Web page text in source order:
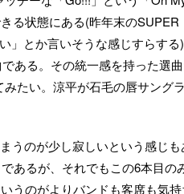
る状態にある(昨年末のSUPER
」とか言いそうな感じすらする)
ある。その統一感を持った選
たい。涼平が石毛の唇サングラ
うのが少し寂しいという感じも
あるが、それでもこの6本目の
うのがよりバンドも客席も気持